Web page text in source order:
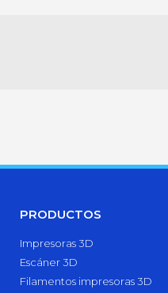
PRODUCTOS
Impresoras 3D
Escáner 3D
Filamentos impresoras 3D